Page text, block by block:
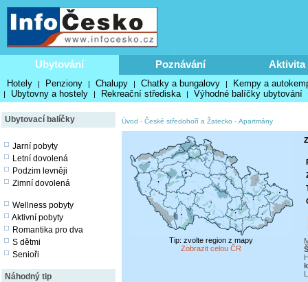
Ubytování Poznávání Aktivita
Hotely | Penziony | Chalupy | Chatky a bungalovy | Kempy a
| Ubytovny a hostely | Rekreační střediska | Výhodné balíčky ubytování
Ubytovací balíčky
Jarní pobyty
Letní dovolená
Podzim levněji
Zimní dovolená
Wellness pobyty
Aktivní pobyty
Romantika pro dva
S dětmi
Senioři
Náhodný tip
Úvod - České středohoří a Žatecko - Apartmány
Tip: zvolte region z mapy
Zobrazit celou ČR